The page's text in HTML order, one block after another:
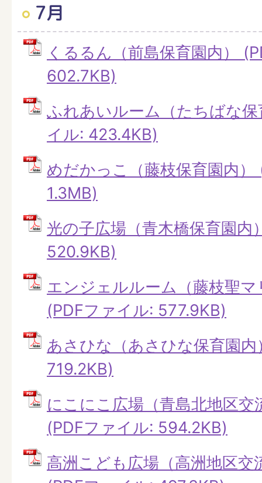
7月
くるるん（前島保育園内）
602.7KB)
ふれあいルーム（たちばな
イル: 423.4KB)
めだかっこ（藤枝保育園内）
1.3MB)
光の子広場（青木橋保育園内
520.9KB)
エンジェルルーム（藤枝聖
(PDFファイル: 577.9KB)
あさひな（あさひな保育園
719.2KB)
にこにこ広場（青島北地区交
(PDFファイル: 594.2KB)
高洲こども広場（高洲地区交